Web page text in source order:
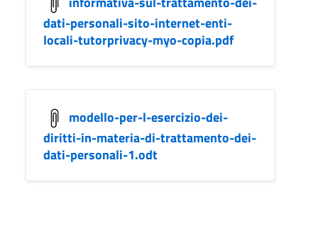
dati-personali-sito-internet-enti-
locali-tutorprivacy-myo-copia.pdf
modello-per-l-esercizio-dei-
diritti-in-materia-di-trattamento-dei-
dati-personali-1.odt